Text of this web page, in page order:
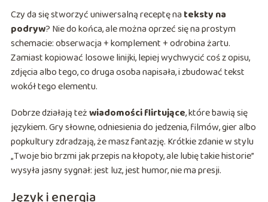
Czy da się stworzyć uniwersalną receptę na teksty na
podryw? Nie do końca, ale można oprzeć się na prostym
schemacie: obserwacja + komplement + odrobina żartu.
Zamiast kopiować losowe linijki, lepiej wychwycić coś z opisu,
zdjęcia albo tego, co druga osoba napisała, i zbudować tekst
wokół tego elementu.
Dobrze działają teżwiadomości flirtujące, które bawią się
językiem. Gry słowne, odniesienia do jedzenia, filmów, gier albo
popkultury zdradzają, że masz fantazję. Krótkie zdanie w stylu
„Twoje bio brzmi jak przepis na kłopoty, ale lubię takie historie”
wysyła jasny sygnał: jest luz, jest humor, nie ma presji.